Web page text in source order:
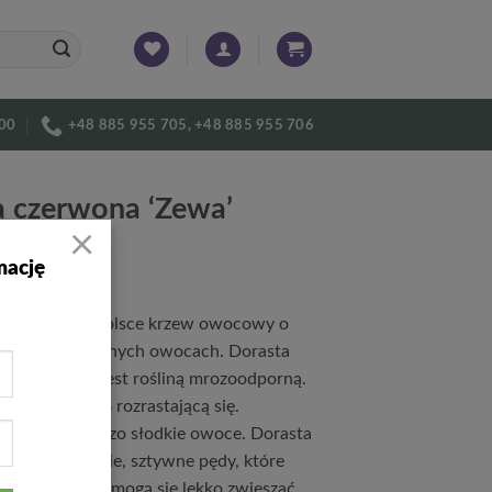
+48 885 955 705, +48 885 955 706
czerwona ‘Zewa’
w Polsce krzew owocowy o
smacznych owocach. Dorasta
wysokości. Jest rośliną mrozoodporną.
rośliną mocno rozrastającą się.
i bardzo słodkie owoce. Dorasta
długie, sztywne pędy, które
owocowaniu mogą się lekko zwieszać.
×